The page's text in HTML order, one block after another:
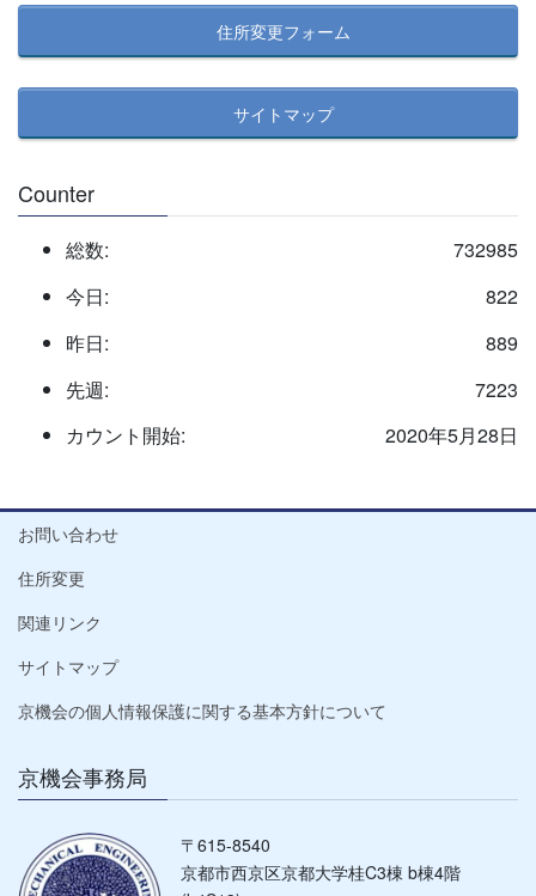
住所変更フォーム
サイトマップ
Counter
732985
総数:
822
今日:
889
昨日:
7223
先週:
2020年5月28日
カウント開始:
お問い合わせ
住所変更
関連リンク
サイトマップ
京機会の個人情報保護に関する基本方針について
京機会事務局
〒615-8540
京都市西京区京都大学桂C3棟 b棟4階